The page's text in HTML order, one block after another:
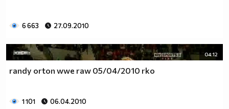
6 663 27.09.2010
04:12
randy orton wwe raw 05/04/2010 rko
1 101 06.04.2010